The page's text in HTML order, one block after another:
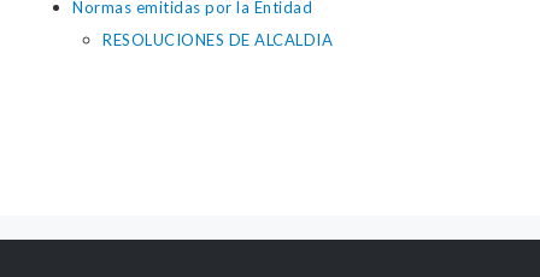
Normas emitidas por la Entidad
RESOLUCIONES DE ALCALDIA